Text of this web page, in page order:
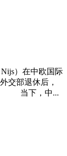
）在中欧国际
交部退休后，
。 当下，中...